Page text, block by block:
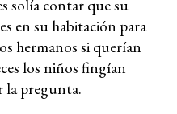
solía contar que su
en su habitación para
hermanos si querían
los niños fingían
la pregunta.